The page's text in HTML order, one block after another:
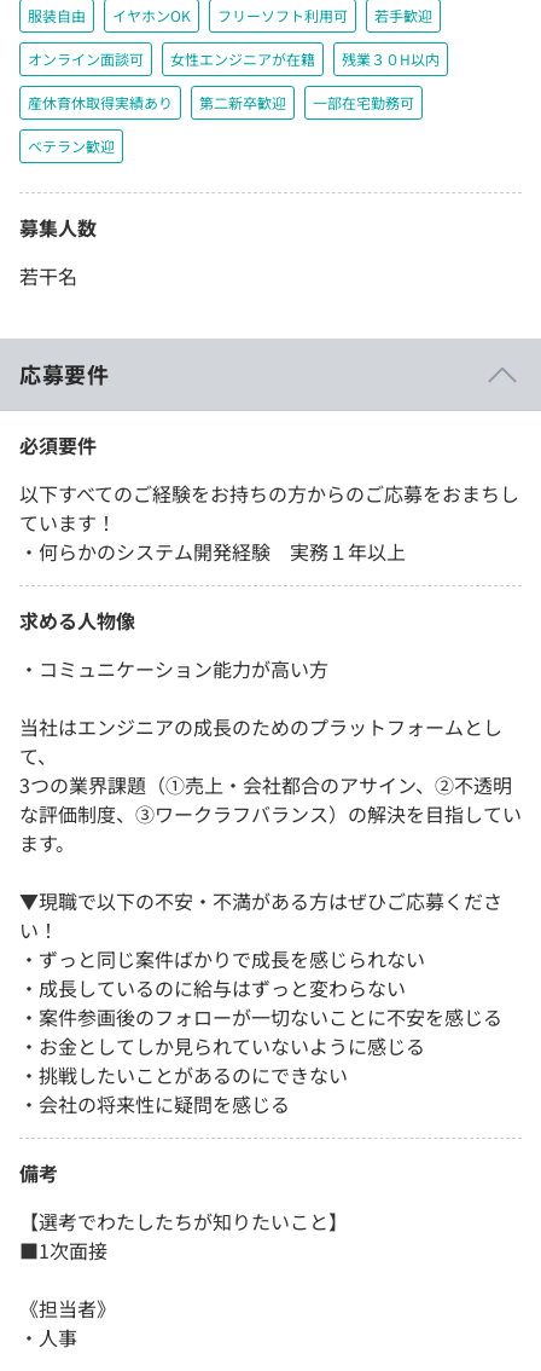
服装自由 イヤホンOK フリーソフト利用可 若手歓迎
オンライン面談可 女性エンジニアが在籍 残業３０H以内
産休育休取得実績あり 第二新卒歓迎 一部在宅勤務可
ベテラン歓迎
募集人数
若干名
応募要件
必須要件
以下すべてのご経験をお持ちの方からのご応募をおまちし
ています！
・何らかのシステム開発経験 実務１年以上
求める人物像
・コミュニケーション能力が高い方
当社はエンジニアの成長のためのプラットフォームとし
て、
3つの業界課題（①売上・会社都合のアサイン、②不透明
な評価制度、③ワークラフバランス）の解決を目指してい
ます。
▼現職で以下の不安・不満がある方はぜひご応募くださ
い！
・ずっと同じ案件ばかりで成長を感じられない
・成長しているのに給与はずっと変わらない
・案件参画後のフォローが一切ないことに不安を感じる
・お金としてしか見られていないように感じる
・挑戦したいことがあるのにできない
・会社の将来性に疑問を感じる
備考
【選考でわたしたちが知りたいこと】
■1次面接
《担当者》
・人事